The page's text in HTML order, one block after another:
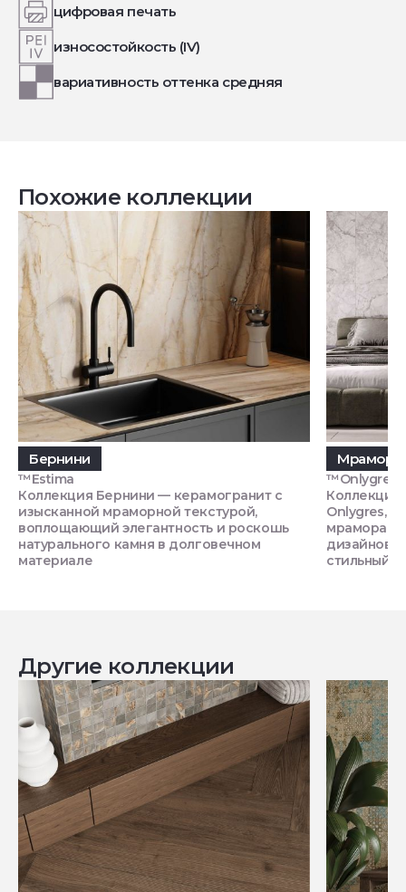
цифровая печать
износостойкость (IV)
вариативность оттенка средняя
Похожие коллекции
Бернини
™Estima
Коллекция Бернини — керамогранит с
изысканной мраморной текстурой,
воплощающий элегантность и роскошь
натурального камня в долговечном
материале
Мрамор
™Onlygres
Onlygres,
мрамора,
дизайнов,
стильный
Другие коллекции